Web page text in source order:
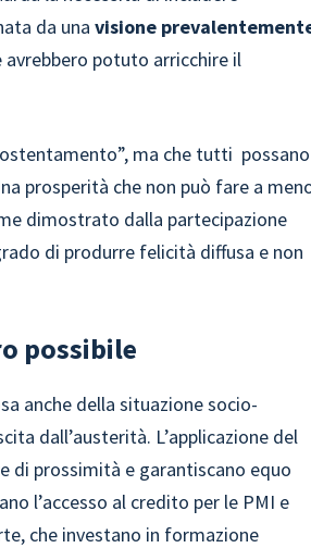
da unavisione
potuto arricchire il
ma che tutti possano
prosperità che non può fare a
dimostrato dalla partecipazione
di produrre felicità diffusa e non
possibile
anche della situazione socio-
dall’austerità. L’applicazione del
di prossimità e garantiscano equo
l’accesso al credito per le PMI e
che investano in formazione